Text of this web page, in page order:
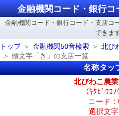
金融機関コード・銀行
金融機関コード・銀行コード・支店コ
できます
トップ
金融機関50音検索
北び
頭文字「き」の支店一覧
名称タッ
北びわこ農
（ｷﾀﾋﾞﾜｺﾉ
コード：
選択文字